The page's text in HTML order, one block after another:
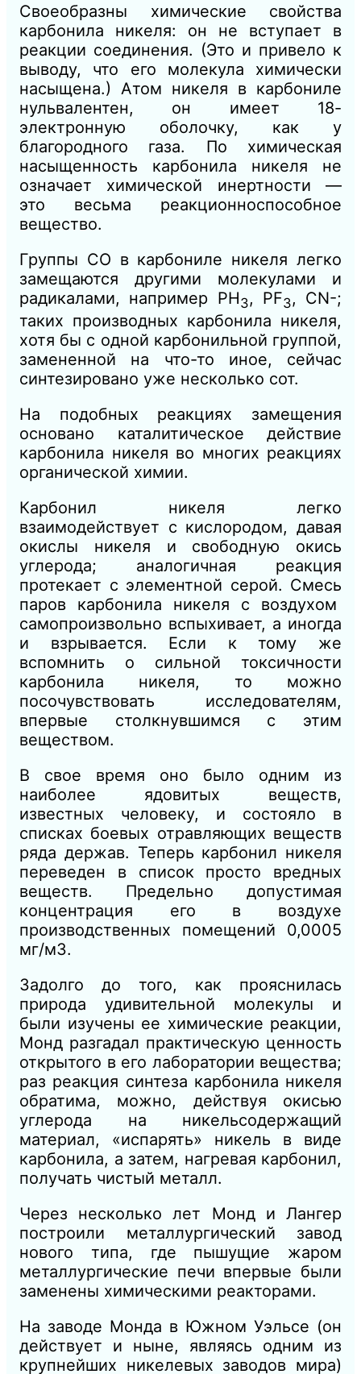
Своеобразны химические свойства
карбонила никеля: он не вступает в
реакции соединения. (Это и привело к
выводу, что его молекула химически
насыщена.) Атом никеля в карбониле
нульвалентен, он имеет 18-
электронную оболочку, как у
благородного газа. По химическая
насыщенность карбонила никеля не
означает химической инертности —
это весьма реакционноспособное
вещество.
Группы СО в карбониле никеля легко
замещаются другими молекулами и
радикалами, например РН3, PF3, CN-;
таких производных карбонила никеля,
хотя бы с одной карбонильной группой,
замененной на что-то иное, сейчас
синтезировано уже несколько сот.
На подобных реакциях замещения
основано каталитическое действие
карбонила никеля во многих реакциях
органической химии.
Карбонил никеля легко
взаимодействует с кислородом, давая
окислы никеля и свободную окись
углерода; аналогичная реакция
протекает с элементной серой. Смесь
паров карбонила никеля с воздухом
самопроизвольно вспыхивает, а иногда
и взрывается. Если к тому же
вспомнить о сильной токсичности
карбонила никеля, то можно
посочувствовать исследователям,
впервые столкнувшимся с этим
веществом.
В свое время оно было одним из
наиболее ядовитых веществ,
известных человеку, и состояло в
списках боевых отравляющих веществ
ряда держав. Теперь карбонил никеля
переведен в список просто вредных
веществ. Предельно допустимая
концентрация его в воздухе
производственных помещений 0,0005
мг/м3.
Задолго до того, как прояснилась
природа удивительной молекулы и
были изучены ее химические реакции,
Монд разгадал практическую ценность
открытого в его лаборатории вещества;
раз реакция синтеза карбонила никеля
обратима, можно, действуя окисью
углерода на никельсодержащий
материал, «испарять» никель в виде
карбонила, а затем, нагревая карбонил,
получать чистый металл.
Через несколько лет Монд и Лангер
построили металлургический завод
нового типа, где пышущие жаром
металлургические печи впервые были
заменены химическими реакторами.
На заводе Монда в Южном Уэльсе (он
действует и ныне, являясь одним из
крупнейших никелевых заводов мира)